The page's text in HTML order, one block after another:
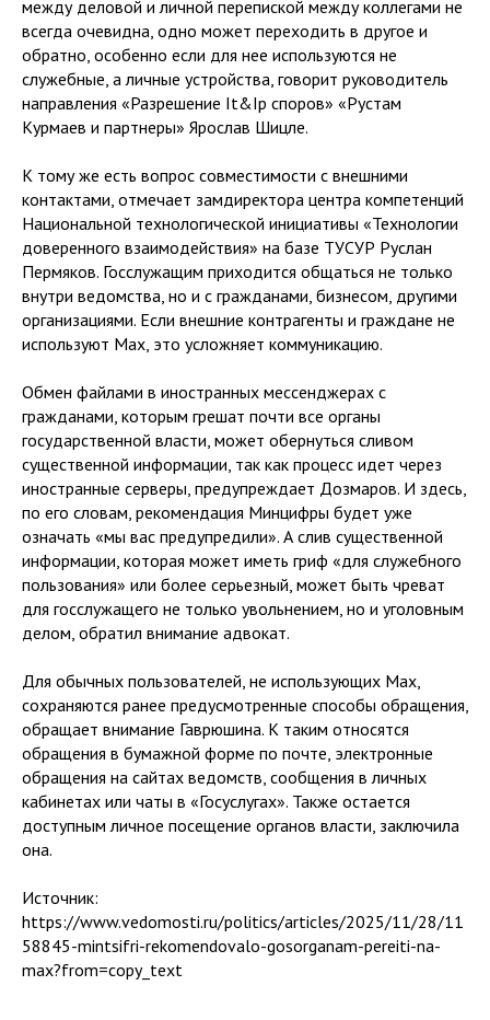
между деловой и личной перепиской между коллегами не
всегда очевидна, одно может переходить в другое и
обратно, особенно если для нее используются не
служебные, а личные устройства, говорит руководитель
направления «Разрешение It&Ip споров» «Рустам
Курмаев и партнеры» Ярослав Шицле.
К тому же есть вопрос совместимости с внешними
контактами, отмечает замдиректора центра компетенций
Национальной технологической инициативы «Технологии
доверенного взаимодействия» на базе ТУСУР Руслан
Пермяков. Госслужащим приходится общаться не только
внутри ведомства, но и с гражданами, бизнесом, другими
организациями. Если внешние контрагенты и граждане не
используют Max, это усложняет коммуникацию.
Обмен файлами в иностранных мессенджерах с
гражданами, которым грешат почти все органы
государственной власти, может обернуться сливом
существенной информации, так как процесс идет через
иностранные серверы, предупреждает Дозмаров. И здесь,
по его словам, рекомендация Минцифры будет уже
означать «мы вас предупредили». А слив существенной
информации, которая может иметь гриф «для служебного
пользования» или более серьезный, может быть чреват
для госслужащего не только увольнением, но и уголовным
делом, обратил внимание адвокат.
Для обычных пользователей, не использующих Max,
сохраняются ранее предусмотренные способы обращения,
обращает внимание Гаврюшина. К таким относятся
обращения в бумажной форме по почте, электронные
обращения на сайтах ведомств, сообщения в личных
кабинетах или чаты в «Госуслугах». Также остается
доступным личное посещение органов власти, заключила
она.
Источник:
https://www.vedomosti.ru/politics/articles/2025/11/28/11
58845-mintsifri-rekomendovalo-gosorganam-pereiti-na-
max?from=copy_text